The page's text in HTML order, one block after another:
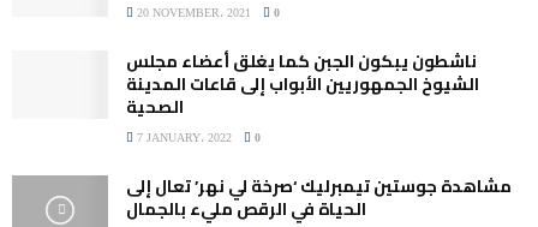
20 NOVEMBER، 2021 0
ناشطون يبكون الجبن كما يغلق أعضاء مجلس
الشيوخ الجمهوريين الأبواب إلى قاعات المدينة
الصحية
7 JANUARY، 2022 0
مشاهدة جوستين تيمبرليك ‘صرخة لي نهر’ تعال إلى
الحياة في الرقص مليء بالجمال